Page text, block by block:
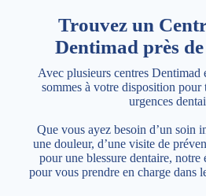
Trouvez un
Dentimad près
Avec plusieurs centres Dentimad
sommes à votre disposition pour
urgences
Que vous ayez besoin d’un soin
une douleur, d’une visite de
pour une blessure dentaire, notre
pour vous prendre en charge dans